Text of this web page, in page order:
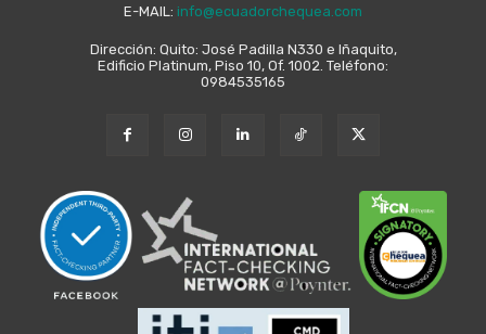
E-MAIL: info@ecuadorchequea.com
Dirección: Quito: José Padilla N330 e Iñaquito,
Edificio Platinum, Piso 10, Of. 1002. Teléfono:
0984535165